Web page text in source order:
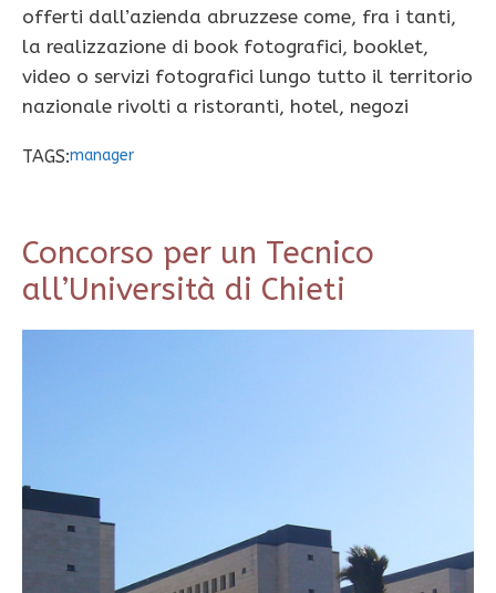
offerti dall’azienda abruzzese come, fra i tanti,
la realizzazione di book fotografici, booklet,
video o servizi fotografici lungo tutto il territorio
nazionale rivolti a ristoranti, hotel, negozi
TAGS:manager
Concorso per un Tecnico
all’Università di Chieti